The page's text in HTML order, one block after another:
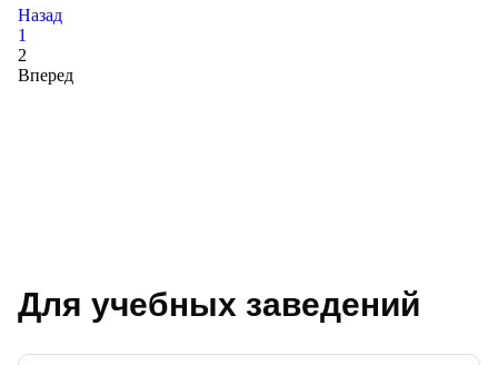
Назад
1
2
Вперед
Для учебных заведений